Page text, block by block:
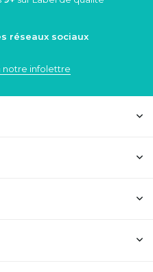
réseaux sociaux
notre infolettre